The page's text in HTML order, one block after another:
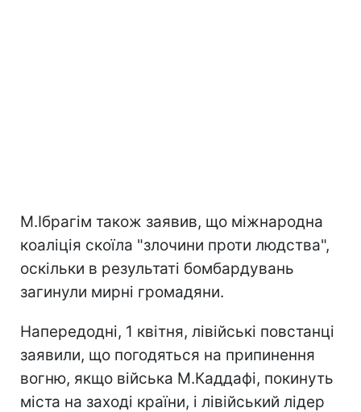
М.Ібрагім також заявив, що міжнародна
коаліція скоїла "злочини проти людства",
оскільки в результаті бомбардувань
загинули мирні громадяни.
Напередодні, 1 квітня, лівійські повстанці
заявили, що погодяться на припинення
вогню, якщо війська М.Каддафі, покинуть
міста на заході країни, і лівійський лідер